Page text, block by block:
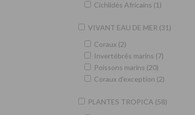
Cichlidés Africains (1)
VIVANT EAU DE MER (31)
Coraux (2)
Invertébrés marins (7)
Poissons marins (20)
Coraux d'exception (2)
PLANTES TROPICA (58)